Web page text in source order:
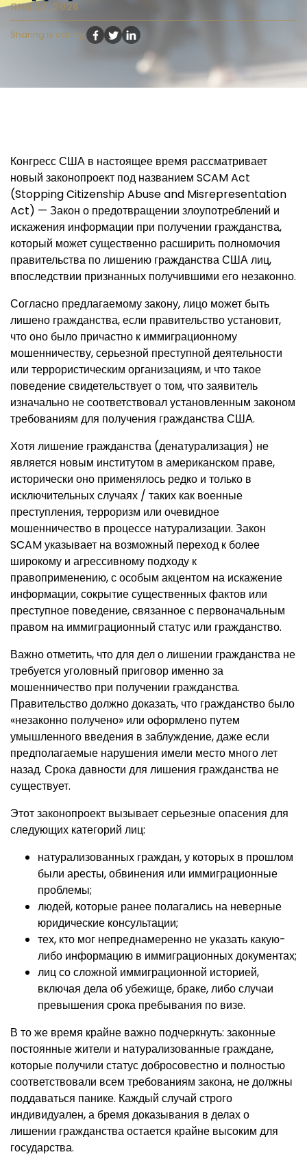
ЯНВ 27, 2026
Sharing is caring:
Конгресс США в настоящее время рассматривает
новый законопроект под названием SCAM Act
(Stopping Citizenship Abuse and Misrepresentation
Act) — Закон о предотвращении злоупотреблений и
искажения информации при получении гражданства,
который может существенно расширить полномочия
правительства по лишению гражданства США лиц,
впоследствии признанных получившими его незаконно.
Согласно предлагаемому закону, лицо может быть
лишено гражданства, если правительство установит,
что оно было причастно к иммиграционному
мошенничеству, серьезной преступной деятельности
или террористическим организациям, и что такое
поведение свидетельствует о том, что заявитель
изначально не соответствовал установленным законом
требованиям для получения гражданства США.
Хотя лишение гражданства (денатурализация) не
является новым институтом в американском праве,
исторически оно применялось редко и только в
исключительных случаях / таких как военные
преступления, терроризм или очевидное
мошенничество в процессе натурализации. Закон
SCAM указывает на возможный переход к более
широкому и агрессивному подходу к
правоприменению, с особым акцентом на искажение
информации, сокрытие существенных фактов или
преступное поведение, связанное с первоначальным
правом на иммиграционный статус или гражданство.
Важно отметить, что для дел о лишении гражданства не
требуется уголовный приговор именно за
мошенничество при получении гражданства.
Правительство должно доказать, что гражданство было
«незаконно получено» или оформлено путем
умышленного введения в заблуждение, даже если
предполагаемые нарушения имели место много лет
назад. Срока давности для лишения гражданства не
существует.
Этот законопроект вызывает серьезные опасения для
следующих категорий лиц:
натурализованных граждан, у которых в прошлом
были аресты, обвинения или иммиграционные
проблемы;
людей, которые ранее полагались на неверные
юридические консультации;
тех, кто мог непреднамеренно не указать какую-
либо информацию в иммиграционных документах;
лиц со сложной иммиграционной историей,
включая дела об убежище, браке, либо случаи
превышения срока пребывания по визе.
В то же время крайне важно подчеркнуть: законные
постоянные жители и натурализованные граждане,
которые получили статус добросовестно и полностью
соответствовали всем требованиям закона, не должны
поддаваться панике. Каждый случай строго
индивидуален, а бремя доказывания в делах о
лишении гражданства остается крайне высоким для
государства.